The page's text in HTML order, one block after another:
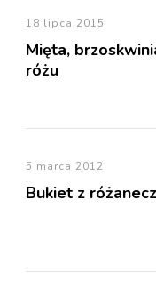
18 lipca 2015
Mięta,
różu
5 marca 2012
Bukiet z